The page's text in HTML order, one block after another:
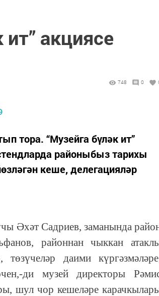
акциясе
748 0
тора. “Музейга бүләк ит”
районыбыз тарихы
кеше, делегацияләр
Әхәт Садриев, заманында
районнан чыккан
төзүчеләр даими
ди музей директоры
шул чор кешеләре